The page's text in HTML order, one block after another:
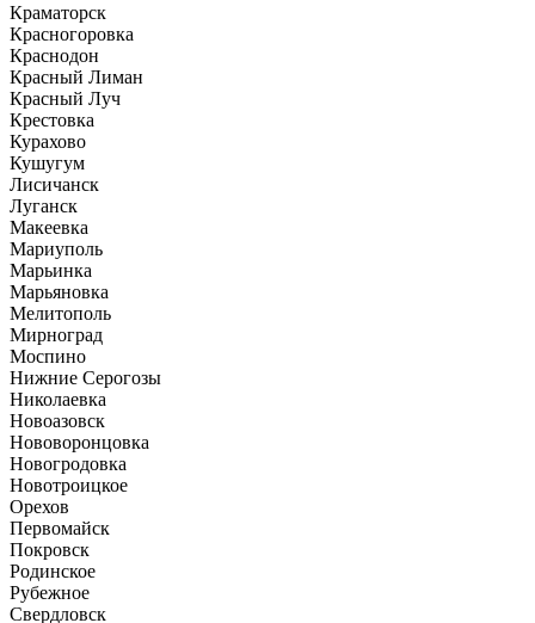
Краматорск
Красногоровка
Краснодон
Красный Лиман
Красный Луч
Крестовка
Курахово
Кушугум
Лисичанск
Луганск
Макеевка
Мариуполь
Марьинка
Марьяновка
Мелитополь
Мирноград
Моспино
Нижние Серогозы
Николаевка
Новоазовск
Нововоронцовка
Новогродовка
Новотроицкое
Орехов
Первомайск
Покровск
Родинское
Рубежное
Свердловск